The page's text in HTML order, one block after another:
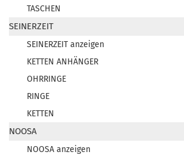
TASCHEN
SEINERZEIT
SEINERZEIT anzeigen
KETTEN ANHÄNGER
OHRRINGE
RINGE
KETTEN
NOOSA
NOOSA anzeigen